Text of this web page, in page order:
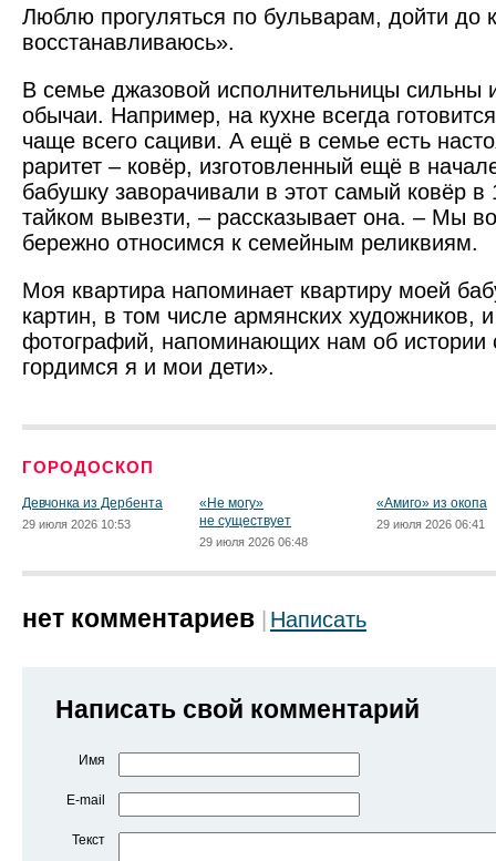
Люблю прогуляться по бульварам, дойти до
восстанавливаюсь».
В семье джазовой исполнительницы сильны
обычаи. Например, на кухне всегда
чаще всего сациви. А ещё в семье есть
раритет – ковёр, изготовленный ещё в
бабушку заворачивали в этот самый ковёр в
тайком вывезти, – рассказывает она. – Мы
бережно относимся к семейным реликвиям.
Моя квартира напоминает квартиру моей
картин, в том числе армянских художников,
фотографий, напоминающих нам об истории
гордимся я и мои дети».
ГОРОДОСКОП
Девчонка из Дербента
29 июля 2026 10:53
«Не могу»
не существует
29 июля 2026 06:48
«Амиго» из окопа
29 июля 2026 06:41
нет комментариев Написать
Написать свой комментарий
Имя
E-mail
Текст